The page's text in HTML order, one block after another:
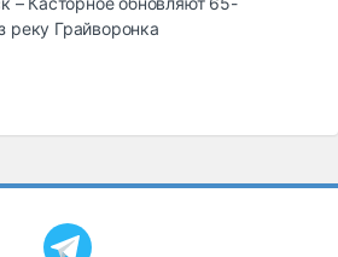
реку Грайворонка